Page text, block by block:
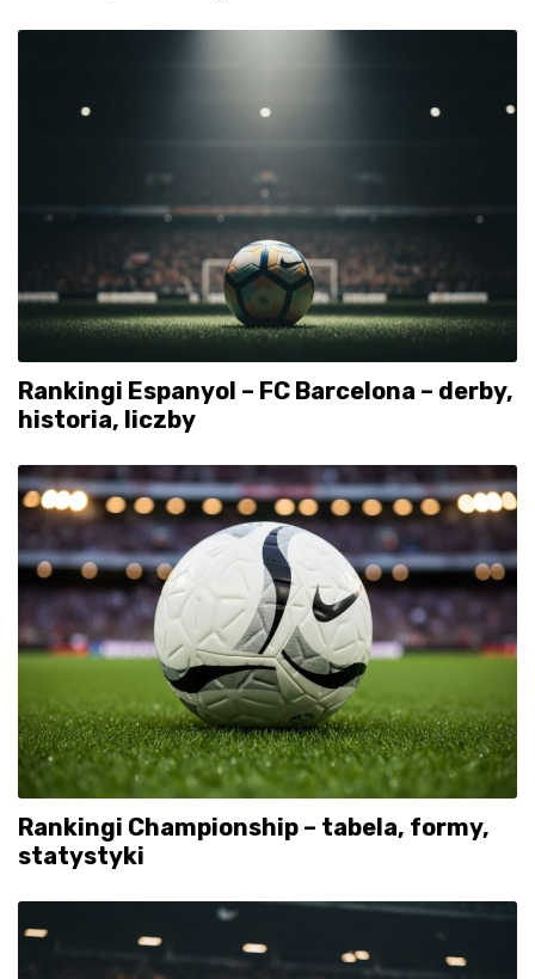
Rankingi Espanyol – FC Barcelona – derby,
historia, liczby
Rankingi Championship – tabela, formy,
statystyki